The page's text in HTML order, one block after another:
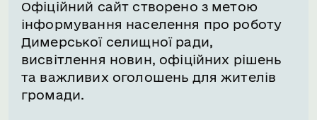
Офіційний сайт створено з метою
інформування населення про роботу
Димерської селищної ради,
висвітлення новин, офіційних рішень
та важливих оголошень для жителів
громади.